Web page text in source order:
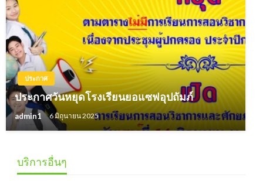
ประกาศ
ประกาศวันหยุดโรงเรียนยอแซฟอุปถัมภ์
admin1 6 มิถุนายน 2025
บริการอื่นๆ